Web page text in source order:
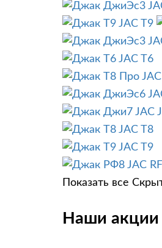
JAC T9
JAC T6
JAC
JAC T8
JAC T9
JAC
Показать все
Наши акции